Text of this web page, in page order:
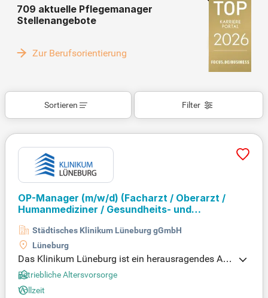
709 aktuelle Pflegemanager
Stellenangebote
Zur Berufsorientierung
Filter
Sortieren
OP-Manager (m/w/d) (Facharzt / Oberarzt /
Humanmediziner / Gesundheits- und
Städtisches Klinikum Lüneburg gGmbH
Lüneburg
Das Klinikum Lüneburg ist ein herausragendes Aku
tkrankenhaus mit über 562 Planbetten und speziali
siert auf die Schwerpunktversorgung. Als akademi
Betriebliche Altersvorsorge
Vollzeit